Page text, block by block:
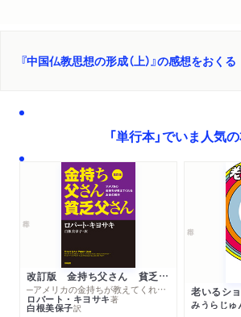
『中国仏教思想の形成（上）』の感想をおくる
「単行本」でいま人気
改訂版 金持ち父さん 貧乏父さん
─アメリカの金持ちが教えてくれるお金の哲学
ロバート・キヨサキ著
白根美保子訳
老いるシ
みうらじゅ